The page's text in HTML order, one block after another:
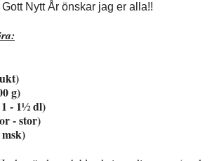
Nytt År önskar jag er alla!!
g)
- 1½ dl)
- stor)